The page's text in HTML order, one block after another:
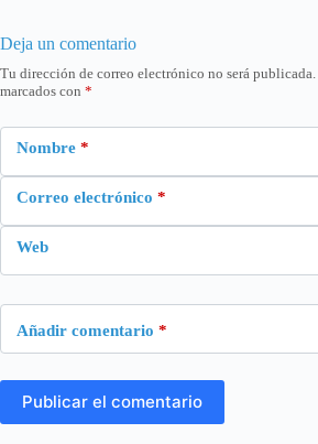
Deja un comentario
Tu dirección de correo electrónico no será publicada.
marcados con *
Nombre *
Correo electrónico *
Web
Añadir comentario *
Publicar el comentario